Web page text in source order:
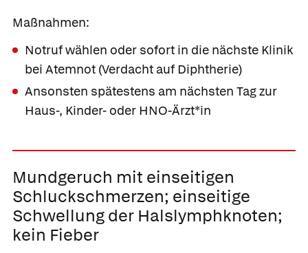
Maßnahmen:
Notruf wählen oder sofort in die nächste Klinik
bei Atemnot (Verdacht auf Diphtherie)
Ansonsten spätestens am nächsten Tag zur
Haus-, Kinder- oder HNO-Ärzt*in
Mundgeruch mit einseitigen
Schluckschmerzen; einseitige
Schwellung der Halslymphknoten;
kein Fieber